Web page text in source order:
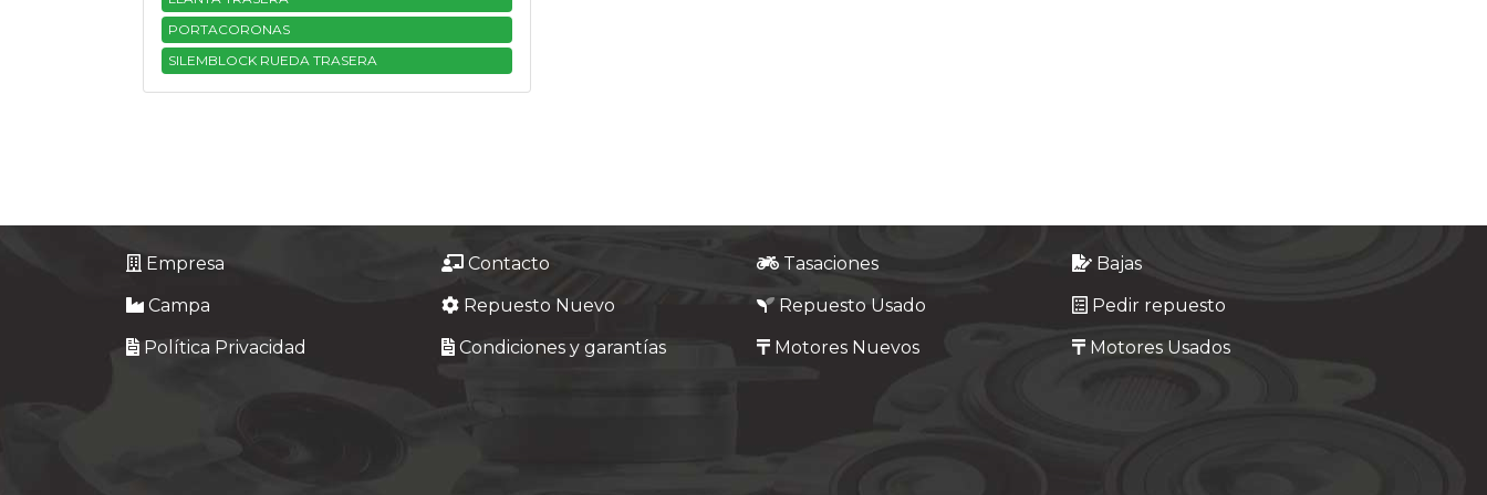
PORTACORONAS
SILEMBLOCK RUEDA TRASERA
Empresa Contacto Tasaciones
Bajas
Campa
Repuesto Nuevo Repuesto Usado
Pedir repuesto
Política Privacidad
Condiciones y garantías Motores Nuevos Motores Usados